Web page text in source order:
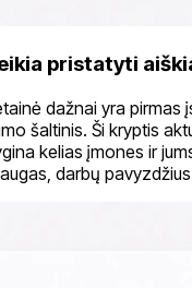
pristatyti
dažnai yra pirmas
šaltinis. Ši kryptis
kelias įmones ir
darbų